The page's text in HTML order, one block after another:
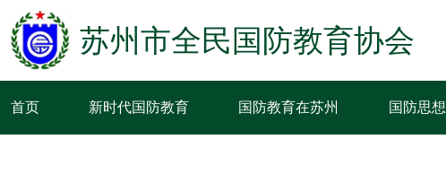
苏州市全民国防教育协会
首页 新时代国防教育 国防教育在苏州 国防思想